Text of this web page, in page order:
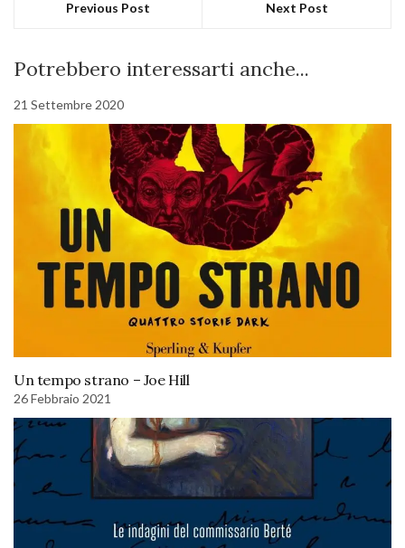
Previous Post Next Post
Potrebbero interessarti anche...
21 Settembre 2020
Un tempo strano – Joe Hill
26 Febbraio 2021